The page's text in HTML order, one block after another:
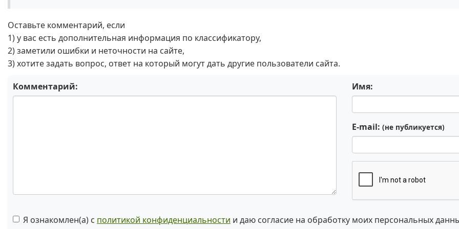
Оставьте комментарий, если
1) у вас есть дополнительная информация по классификатору,
2) заметили ошибки и неточности на сайте,
3) хотите задать вопрос, ответ на который могут дать другие пользователи сайта.
Комментарий: Имя:
E-mail: (не публикуется)
Я ознакомлен(а) с политикой конфиденциальности и даю согласие на обработку моих персональных